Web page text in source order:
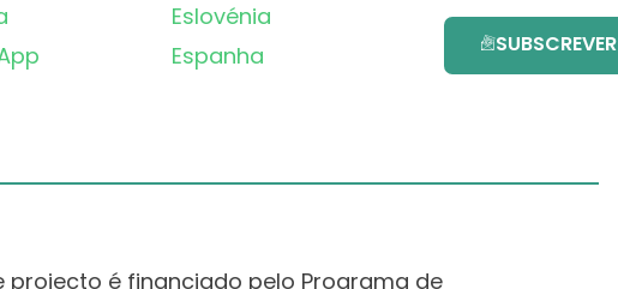
Eslovénia
Espanha
SUBSCREVER
projecto é financiado pelo Programa de